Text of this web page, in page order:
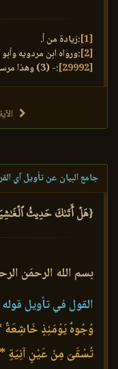
[1] :زيادة من أ.
[2] :ورواه ابن مردويه وأبو
[29992]
:- (3) وهذا مرسل وقد تقدم.
جامع البيان عن تأويل آي
{هَلۡ أَتَىٰكَ حَدِيثُ
بسم الله الرحمَن
القول في تأويل
وُجُوهٌ يَوْمَئِذٍ خَاشِعَةٌ
تُسْقَىَ مِنْ عَيْنٍ آنِيَةٍ